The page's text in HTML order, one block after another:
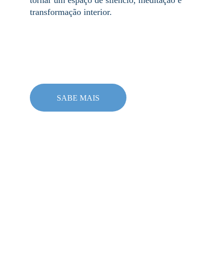
transformação interior.
SABE MAIS